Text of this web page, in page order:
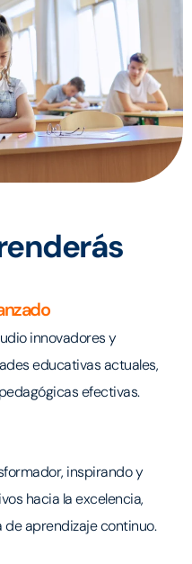
innovadores y
educativas actuales,
efectivas.
inspirando y
hacia la excelencia,
aprendizaje continuo.